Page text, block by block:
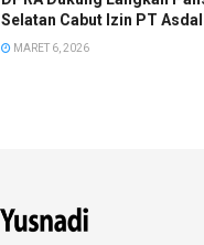
Selatan Cabut Izin PT
MARET 6, 2026